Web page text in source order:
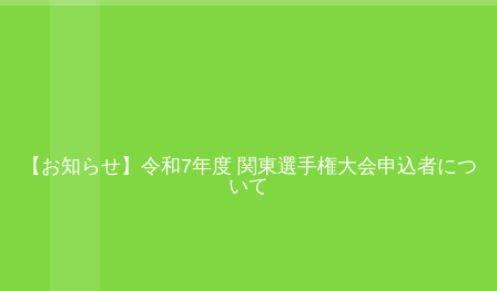
【お知らせ】令和7年度 関東選手権大会申込者につ
いて